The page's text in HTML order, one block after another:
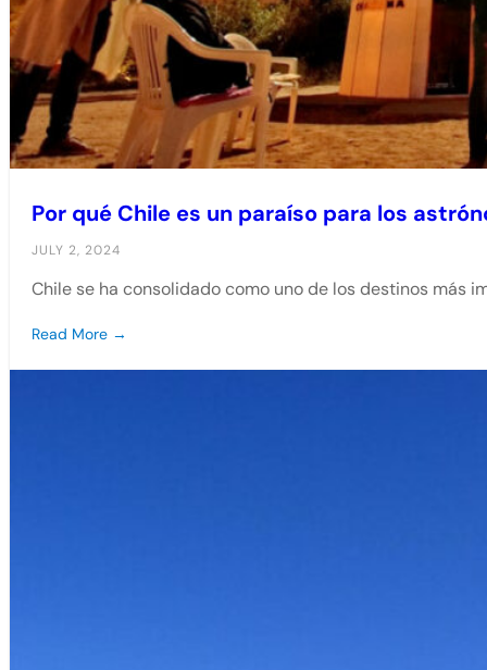
Por qué Chile es un paraíso para los
JULY 2, 2024
Chile se ha consolidado como uno de los destinos más
Read More →